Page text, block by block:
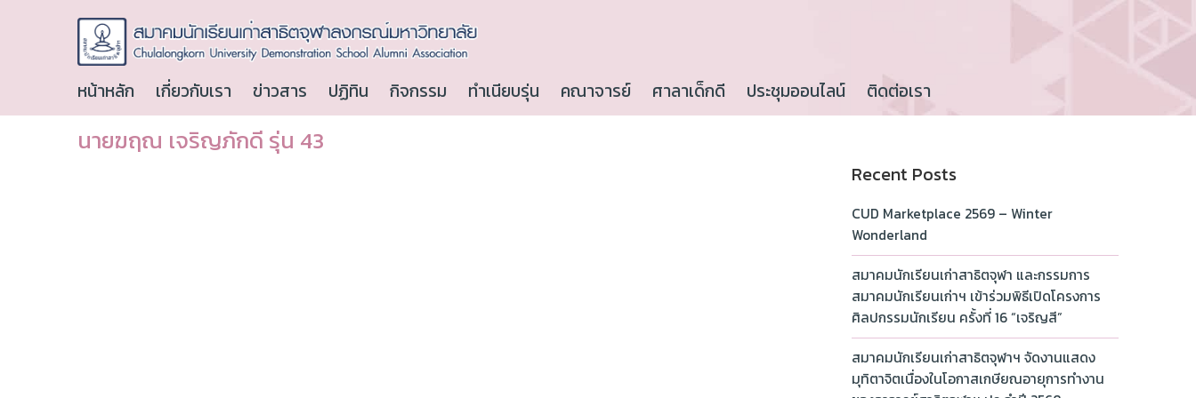
หน้าหลัก เกี่ยวกับเรา ข่าวสาร ปฏิทิน กิจกรรม ทำเนียบรุ่น คณาจารย์ ศาลาเด็กดี ประชุมออนไลน์ ติดต่อเรา
นายฆฤณ เจริญภักดี รุ่น 43
Recent Posts
CUD Marketplace 2569 – Winter
Wonderland
สมาคมนักเรียนเก่าสาธิตจุฬา และกรรมการ
สมาคมนักเรียนเก่าฯ เข้าร่วมพิธีเปิดโครงการ
ศิลปกรรมนักเรียน ครั้งที่ 16 “เจริญสี”
สมาคมนักเรียนเก่าสาธิตจุฬาฯ จัดงานแสดง
มุทิตาจิตเนื่องในโอกาสเกษียณอายุการทำงาน